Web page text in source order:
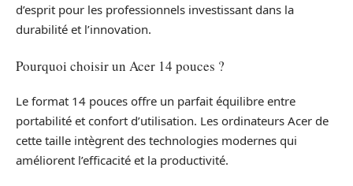
d’esprit pour les professionnels investissant dans la
durabilité et l’innovation.
Pourquoi choisir un Acer 14 pouces ?
Le format 14 pouces offre un parfait équilibre entre
portabilité et confort d’utilisation. Les ordinateurs Acer de
cette taille intègrent des technologies modernes qui
améliorent l’efficacité et la productivité.